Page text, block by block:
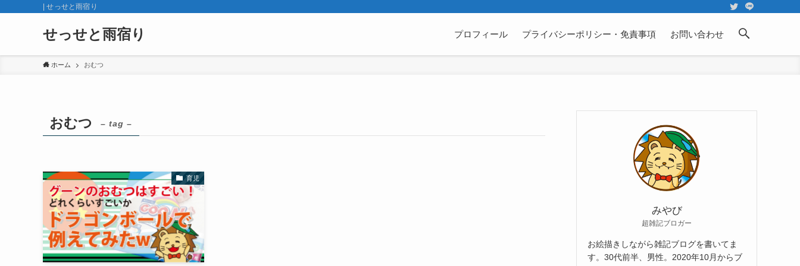
| せっせと雨宿り
せっせと雨宿り プロフィール プライバシーポリシー・免責事項 お問い合わせ
ホーム おむつ
おむつ – tag –
育児
みやび
超雑記ブロガー
お絵描きしながら雑記ブログを書いてま
す。30代前半、男性。2020年10月からブ